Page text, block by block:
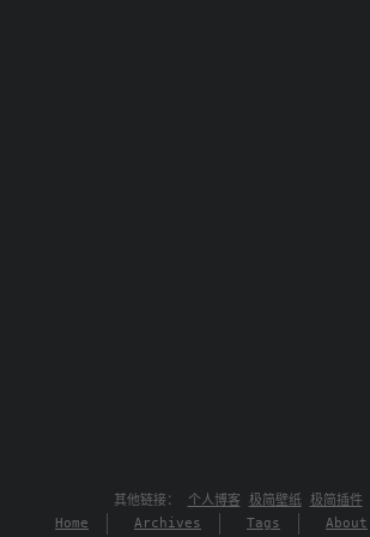
其他链接： 个人博客 极简壁纸 极简插件
Home
Archives Tags About